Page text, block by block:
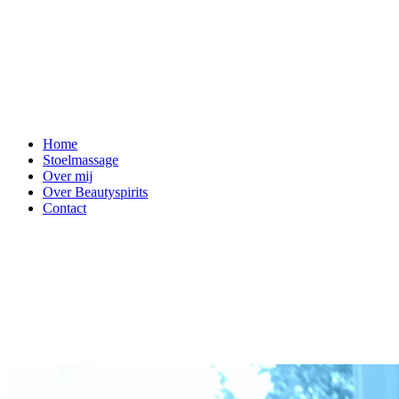
Home
Stoelmassage
Over mij
Over Beautyspirits
Contact